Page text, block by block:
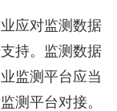
应对监测数据
持。监测数据
监测平台应当
测平台对接。